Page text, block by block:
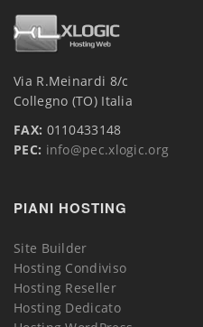
Via R.Meinardi 8/c
Collegno (TO) Italia
FAX: 0110433148
PEC: info@pec.xlogic.org
PIANI HOSTING
Site Builder
Hosting Condiviso
Hosting Reseller
Hosting Dedicato